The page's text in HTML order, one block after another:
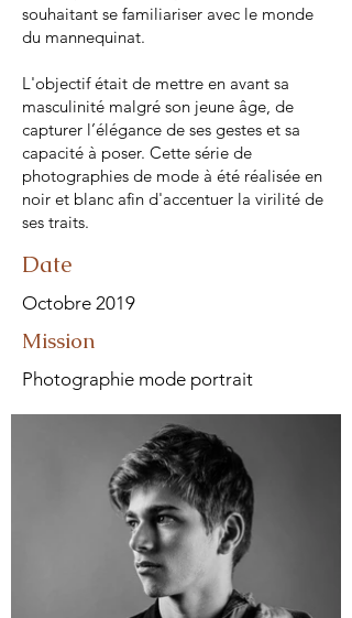
souhaitant se familiariser avec le monde
du mannequinat.
L'objectif était de mettre en avant sa
masculinité malgré son jeune âge, de
capturer l’élégance de ses gestes et sa
capacité à poser. Cette série de
photographies de mode à été réalisée en
noir et blanc afin d'accentuer la virilité de
ses traits.
Date
Octobre 2019
Mission
Photographie mode portrait